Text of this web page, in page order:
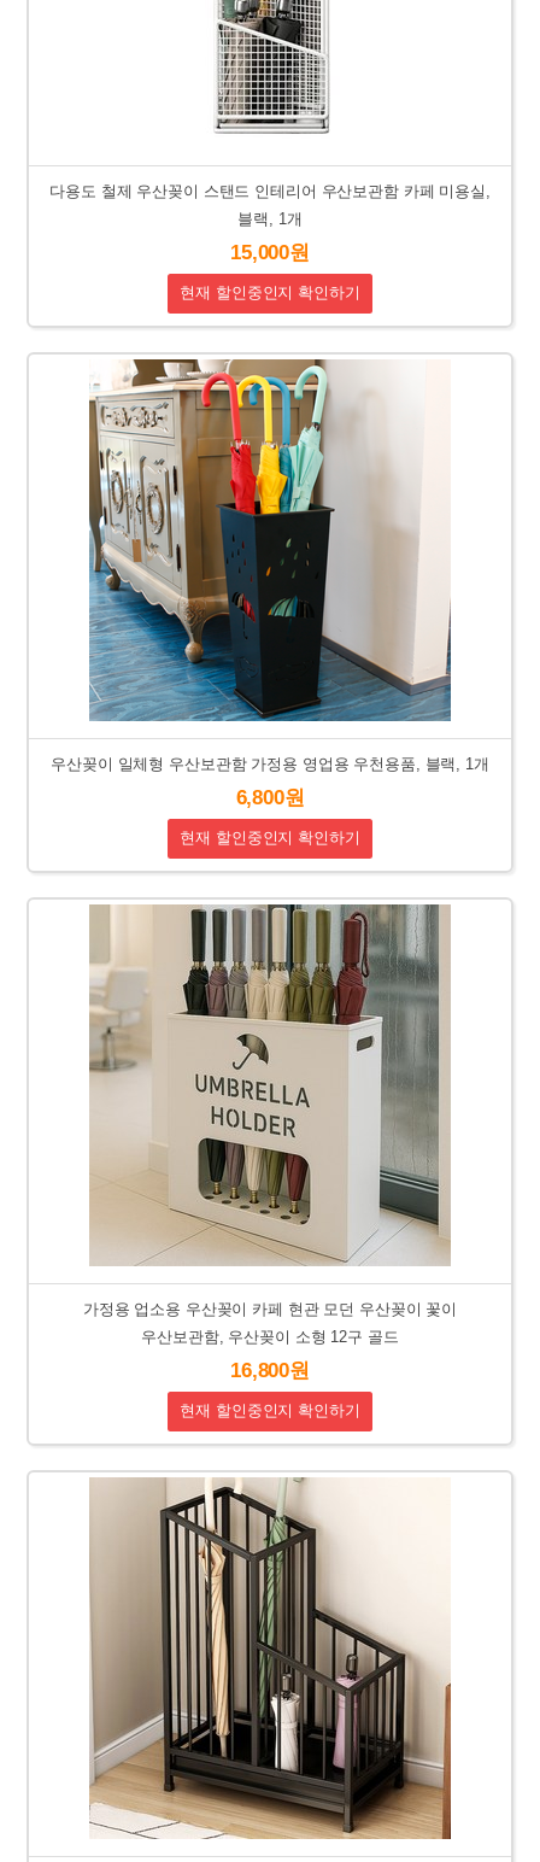
다용도 철제 우산꽂이 스탠드 인테리어 우산보관함 카페 미용실,
블랙, 1개
15,000원
현재 할인중인지 확인하기
우산꽂이 일체형 우산보관함 가정용 영업용 우천용품, 블랙, 1개
6,800원
현재 할인중인지 확인하기
가정용 업소용 우산꽂이 카페 현관 모던 우산꽂이 꽃이
우산보관함, 우산꽂이 소형 12구 골드
16,800원
현재 할인중인지 확인하기